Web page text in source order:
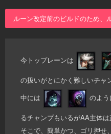
ルーン改定前のビルドのため、
今トップレーンは
の扱いがとにかく難しいチャ
中には
のよ
るチャンプもいるがAA主体は
そこで、簡単かつ、ゴリ押せ